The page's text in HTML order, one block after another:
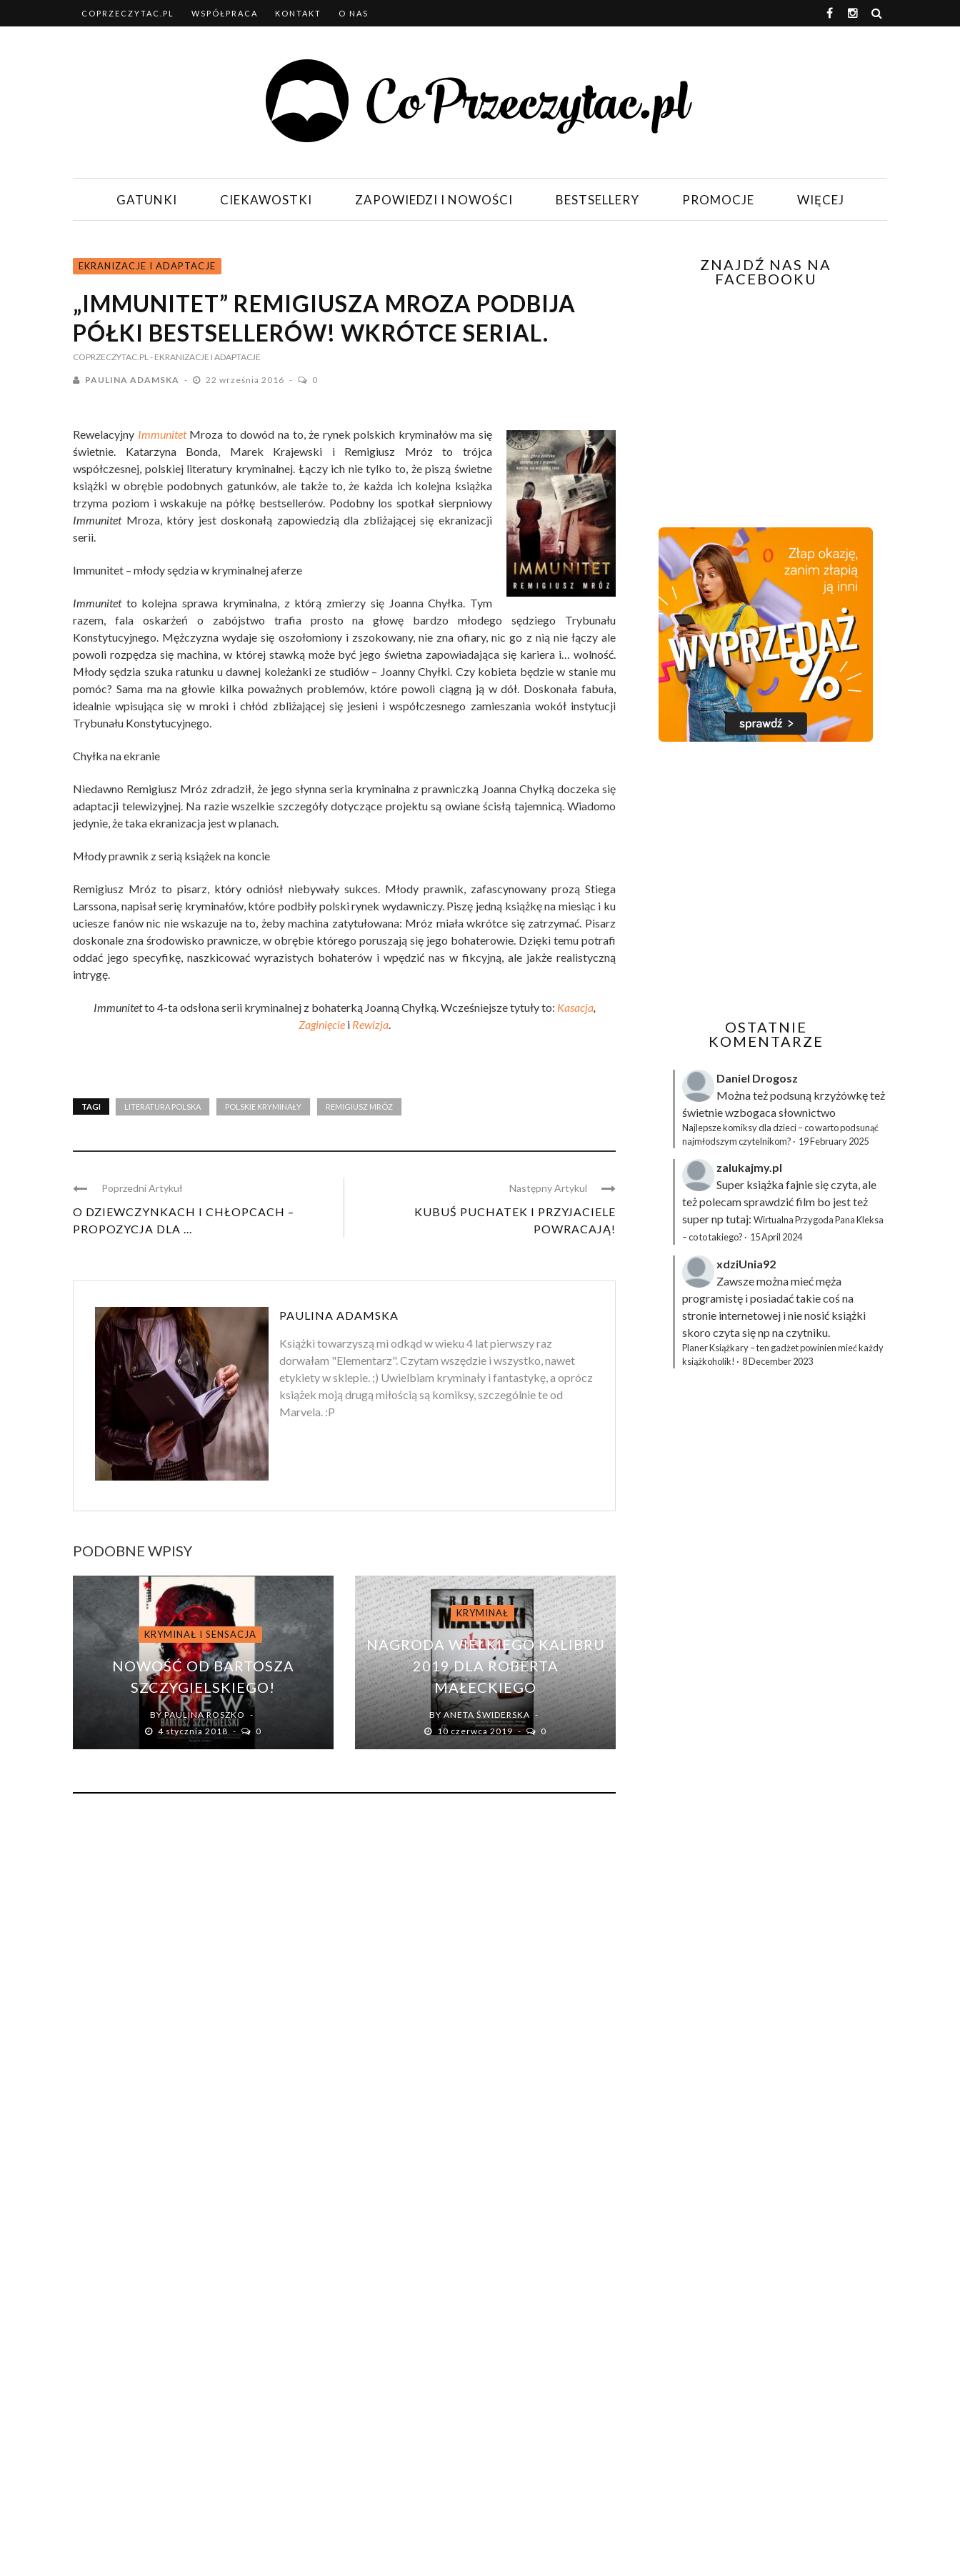
COPRZECZYTAC.PL WSPÓŁPRACA KONTAKT O NAS
GATUNKI CIEKAWOSTKI ZAPOWIEDZI I NOWOŚCI BESTSELLERY PROMOCJE WIĘCEJ
EKRANIZACJE I ADAPTACJE
„IMMUNITET” REMIGIUSZA MROZA PODBIJA
PÓŁKI BESTSELLERÓW! WKRÓTCE SERIAL.
COPRZECZYTAC.PL- EKRANIZACJE I ADAPTACJE
PAULINA ADAMSKA 22 września 2016 0
Rewelacyjny ImmunitetMroza to dowód na to, że rynek polskich kryminałów ma się
świetnie. Katarzyna Bonda, Marek Krajewski i Remigiusz Mróz to trójca
współczesnej, polskiej literatury kryminalnej. Łączy ich nie tylko to, że piszą świetne
książki w obrębie podobnych gatunków, ale także to, że każda ich kolejna książka
trzyma poziom i wskakuje na półkę bestsellerów. Podobny los spotkał sierpniowy
ImmunitetMroza, który jest doskonałą zapowiedzią dla zbliżającej się ekranizacji
serii.
Immunitet – młody sędzia w kryminalnej aferze
Immunitetto kolejna sprawa kryminalna, z którą zmierzy się Joanna Chyłka. Tym
razem, fala oskarżeń o zabójstwo trafia prosto na głowę bardzo młodego sędziego Trybunału
Konstytucyjnego. Mężczyzna wydaje się oszołomiony i zszokowany, nie zna ofiary, nic go z nią nie łączy ale
powoli rozpędza się machina, w której stawką może być jego świetna zapowiadająca się kariera i… wolność.
Młody sędzia szuka ratunku u dawnej koleżanki ze studiów – Joanny Chyłki. Czy kobieta będzie w stanie mu
pomóc? Sama ma na głowie kilka poważnych problemów, które powoli ciągną ją w dół. Doskonała fabuła,
idealnie wpisująca się w mroki i chłód zbliżającej się jesieni i współczesnego zamieszania wokół instytucji
Trybunału Konstytucyjnego.
Chyłka na ekranie
Niedawno Remigiusz Mróz zdradził, że jego słynna seria kryminalna z prawniczką Joanna Chyłką doczeka się
adaptacji telewizyjnej. Na razie wszelkie szczegóły dotyczące projektu są owiane ścisłą tajemnicą. Wiadomo
jedynie, że taka ekranizacja jest w planach.
Młody prawnik z serią książek na koncie
Remigiusz Mróz to pisarz, który odniósł niebywały sukces. Młody prawnik, zafascynowany prozą Stiega
Larssona, napisał serię kryminałów, które podbiły polski rynek wydawniczy. Piszę jedną książkę na miesiąc i ku
uciesze fanów nic nie wskazuje na to, żeby machina zatytułowana: Mróz miała wkrótce się zatrzymać. Pisarz
doskonale zna środowisko prawnicze, w obrębie którego poruszają się jego bohaterowie. Dzięki temu potrafi
oddać jego specyfikę, naszkicować wyrazistych bohaterów i wpędzić nas w fikcyjną, ale jakże realistyczną
intrygę.
Immunitetto 4-ta odsłona serii kryminalnej z bohaterką Joanną Chyłką. Wcześniejsze tytuły to: Kasacja,
Zaginięcie iRewizja.
TAGI LITERATURA POLSKA POLSKIE KRYMINAŁY REMIGIUSZ MRÓZ
Poprzedni Artykuł
O DZIEWCZYNKACH I CHŁOPCACH –
PROPOZYCJA DLA ...
Następny Artykul
KUBUŚ PUCHATEK I PRZYJACIELE
POWRACAJĄ!
PAULINA ADAMSKA
Książki towarzyszą mi odkąd w wieku 4 lat pierwszy raz
dorwałam "Elementarz". Czytam wszędzie i wszystko, nawet
etykiety w sklepie. ;) Uwielbiam kryminały i fantastykę, a oprócz
książek moją drugą miłością są komiksy, szczególnie te od
Marvela. :P
PODOBNE WPISY
KRYMINAŁ I SENSACJA
NOWOŚĆ OD BARTOSZA
SZCZYGIELSKIEGO!
BY PAULINA ROSZKO
4 stycznia 2018
0
KRYMINAŁ
NAGRODA WIELKIEGO KALIBRU
2019 DLA ROBERTA
MAŁECKIEGO
BYANETA ŚWIDERSKA
10 czerwca 2019
0
ZNAJDŹ NAS NA
FACEBOOKU
OSTATNIE
KOMENTARZE
Daniel Drogosz
Można też podsuną krzyżówkęteż
świetnie wzbogaca słownictwo
Najlepsze komiksy dla dzieci – co warto podsunąć
najmłodszym czytelnikom? · 19 February 2025
zalukajmy.pl
Super książka fajnie się czyta, ale
też polecam sprawdzić film bo jest też
super np tutaj: Wirtualna Przygoda Pana Kleksa
– co to takiego? · 15 April 2024
xdziUnia92
Zawsze można mieć męża
programistę i posiadać takie coś na
stronie internetowej i nie nosić książki
skoro czyta się np na czytniku.
Planer Książkary – ten gadżet powinien mieć każdy
książkoholik! · 8 December 2023